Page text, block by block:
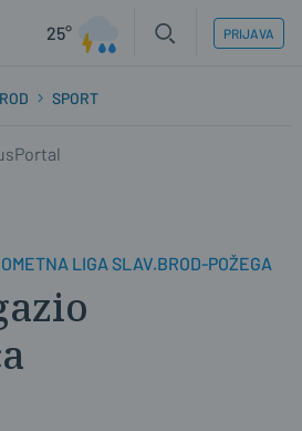
25° PRIJAVA
SPORT
LIGA SLAV.BROD-POŽEGA